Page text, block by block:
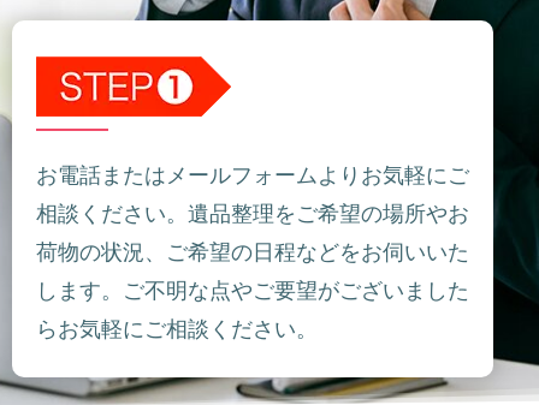
お電話またはメールフォームよりお気軽にご
相談ください。遺品整理をご希望の場所やお
荷物の状況、ご希望の日程などをお伺いいた
します。ご不明な点やご要望がございました
らお気軽にご相談ください。